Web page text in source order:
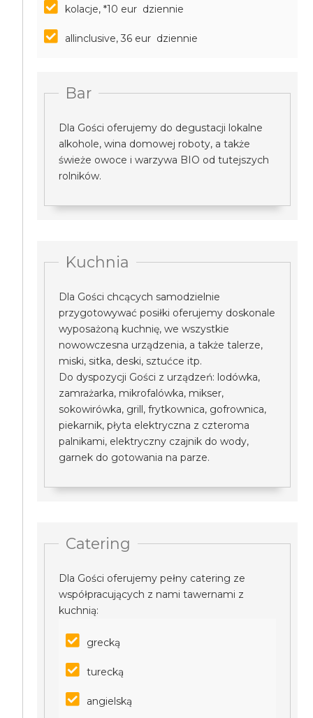
kolacje, *10 eur dziennie
allinclusive, 36 eur dziennie
Bar
Dla Gości oferujemy do degustacji lokalne
alkohole, wina domowej roboty, a także
świeże owoce i warzywa BIO od tutejszych
rolników.
Kuchnia
Dla Gości chcących samodzielnie
przygotowywać posiłki oferujemy doskonale
wyposażoną kuchnię, we wszystkie
nowowczesna urządzenia, a także talerze,
miski, sitka, deski, sztućce itp.
Do dyspozycji Gości z urządzeń: lodówka,
zamrażarka, mikrofalówka, mikser,
sokowirówka, grill, frytkownica, gofrownica,
piekarnik, płyta elektryczna z czteroma
palnikami, elektryczny czajnik do wody,
garnek do gotowania na parze.
Catering
Dla Gości oferujemy pełny catering ze
współpracujących z nami tawernami z
kuchnią:
grecką
turecką
angielską